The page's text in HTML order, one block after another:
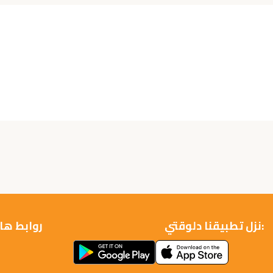
روابط نزل تطبيقنا دلوقتي: